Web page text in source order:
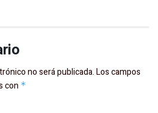
no será publicada.Los campos
con *